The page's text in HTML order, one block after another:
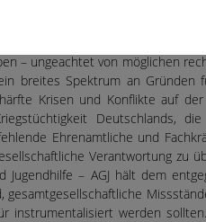
sozialen Pflichtzeit
vorgeschlagene
sei es im Sozialen
– ungeachtet von möglichen
breites Spektrum an Gründen
Krisen und Konflikte auf
Deutschlands,
Ehrenamtliche und
Verantwortung zu
Jugendhilfe – AGJ hält dem
gesamtgesellschaftliche
instrumentalisiert werden